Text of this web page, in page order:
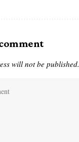
will not be published.